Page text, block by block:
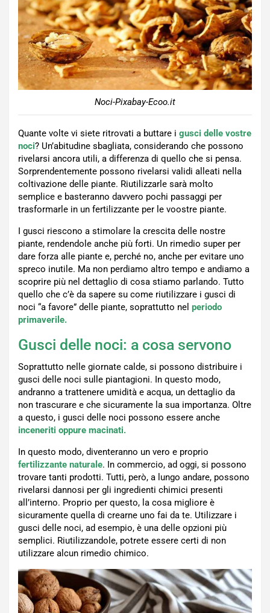
Noci-Pixabay-Ecoo.it
Quante volte vi siete ritrovati a buttare i gusci delle vostre
noci? Un’abitudine sbagliata, considerando che possono
rivelarsi ancora utili, a differenza di quello che si pensa.
Sorprendentemente possono rivelarsi validi alleati nella
coltivazione delle piante. Riutilizzarle sarà molto
semplice e basteranno davvero pochi passaggi per
trasformarle in un fertilizzante per le voostre piante.
I gusci riescono a stimolare la crescita delle nostre
piante, rendendole anche più forti. Un rimedio super per
dare forza alle piante e, perché no, anche per evitare uno
spreco inutile. Ma non perdiamo altro tempo e andiamo a
scoprire più nel dettaglio di cosa stiamo parlando. Tutto
quello che c’è da sapere su come riutilizzare i gusci di
noci “a favore” delle piante, soprattutto nel periodo
primaverile.
Gusci delle noci: a cosa servono
Soprattutto nelle giornate calde, si possono distribuire i
gusci delle noci sulle piantagioni. In questo modo,
andranno a trattenere umidità e acqua, un dettaglio da
non trascurare e che sicuramente la sua importanza. Oltre
a questo, i gusci delle noci possono essere anche
inceneriti oppure macinati.
In questo modo, diventeranno un vero e proprio
fertilizzante naturale. In commercio, ad oggi, si possono
trovare tanti prodotti. Tutti, però, a lungo andare, possono
rivelarsi dannosi per gli ingredienti chimici presenti
all’interno. Proprio per questo, la cosa migliore è
sicuramente quella di crearne uno fai da te. Utilizzare i
gusci delle noci, ad esempio, è una delle opzioni più
semplici. Riutilizzandole, potrete essere certi di non
utilizzare alcun rimedio chimico.